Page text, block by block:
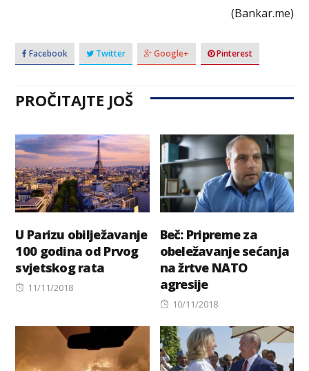
(Bankar.me)
Facebook Twitter Google+ Pinterest
PROČITAJTE JOŠ
U Parizu obilježavanje
100 godina od Prvog
svjetskog rata
Posted
11/11/2018
Beč: Pripreme za
obeležavanje sećanja
na žrtve NATO
agresije
Posted
10/11/2018